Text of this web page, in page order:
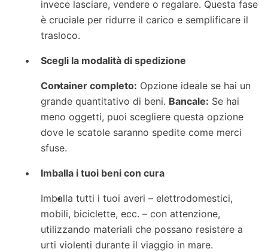
invece lasciare, vendere o regalare. Questa fase
è cruciale per ridurre il carico e semplificare il
trasloco.
Scegli la modalità di spedizione
Container completo: Opzione ideale se hai un
grande quantitativo di beni. Bancale: Se hai
meno oggetti, puoi scegliere questa opzione
dove le scatole saranno spedite come merci
sfuse.
Imballa i tuoi beni con cura
Imballa tutti i tuoi averi – elettrodomestici,
mobili, biciclette, ecc. – con attenzione,
utilizzando materiali che possano resistere a
urti violenti durante il viaggio in mare.